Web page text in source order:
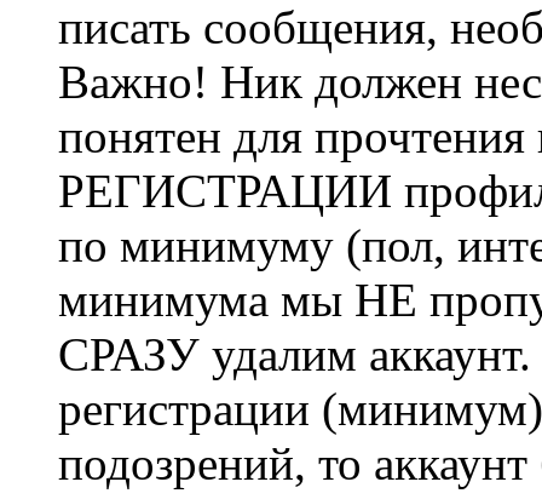
писать сообщения,
Важно! Ник должен
понятен для
РЕГИСТРАЦИИ профиль
по минимуму (пол,
минимума мы НЕ
СРАЗУ удалим
регистрации
подозрений, то